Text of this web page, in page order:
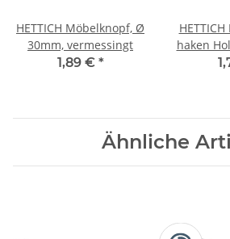
HETTICH Möbelknopf, Ø
30mm, vermessingt
1,89 € *
haken
Ähnliche